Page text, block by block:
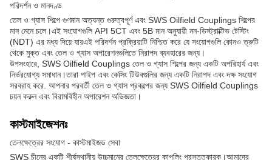
পরিদর্শন ও মানদণ্ড
তেল ও গ্যাস শিল্পে গুণমান অত্যন্ত গুরুত্বপূর্ণ এবং SWS Oilfield Couplings শিল্পের
মান মেনে চলে।এই সংযোগগুলি API 5CT এবং 5B মান অনুযায়ী নন-ডিস্ট্রাক্টিভ টেস্টিং
(NDT) এর মধ্য দিয়ে যায়এই পরিদর্শন প্রক্রিয়াটি নিশ্চিত করে যে সংযোগগুলি কোনও ত্রুটি
থেকে মুক্ত এবং তেল ও গ্যাস অপারেশনগুলিতে নিরাপদ ব্যবহারের জন্য।
উপসংহারে, SWS Oilfield Couplings তেল ও গ্যাস শিল্পের জন্য একটি অপরিহার্য এবং
নির্ভরযোগ্য সমাধান।তারা পাইপ এবং কেসিং টিউবগুলির জন্য একটি নিরাপদ এবং দক্ষ সংযোগ
সরবরাহ করে. আপনার পরবর্তী তেল ও গ্যাস প্রকল্পের জন্য SWS Oilfield Couplings
চয়ন করুন এবং বিরামবিহীন অপারেশন অভিজ্ঞতা।
কাস্টমাইজেশনঃ
তেলক্ষেত্রের সংযোগ - কাস্টমাইজড সেবা
SWS চীনের একটি শীর্ষস্থানীয় উচ্চমানের তেলক্ষেত্রের কাপলিং প্রস্তুতকারক।আমাদের